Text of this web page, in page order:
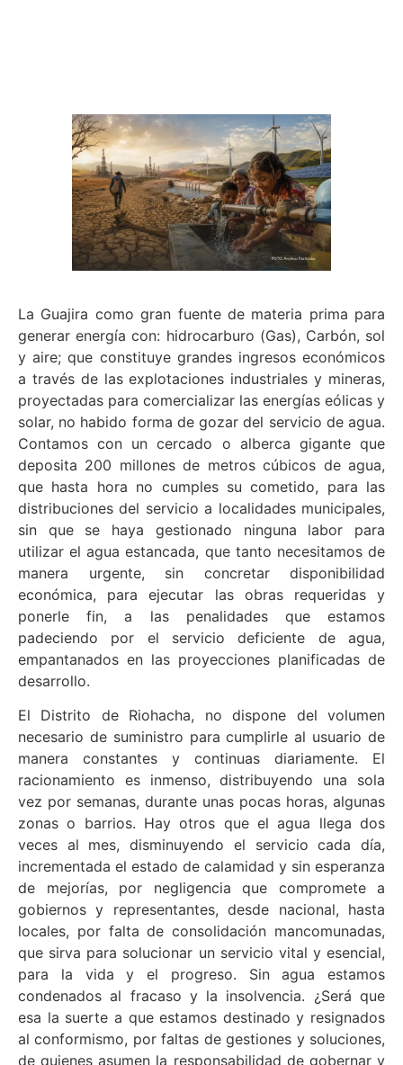
La Guajira como gran fuente de materia prima para
generar energía con: hidrocarburo (Gas), Carbón, sol
y aire; que constituye grandes ingresos económicos
a través de las explotaciones industriales y mineras,
proyectadas para comercializar las energías eólicas y
solar, no habido forma de gozar del servicio de agua.
Contamos con un cercado o alberca gigante que
deposita 200 millones de metros cúbicos de agua,
que hasta hora no cumples su cometido, para las
distribuciones del servicio a localidades municipales,
sin que se haya gestionado ninguna labor para
utilizar el agua estancada, que tanto necesitamos de
manera urgente, sin concretar disponibilidad
económica, para ejecutar las obras requeridas y
ponerle fin, a las penalidades que estamos
padeciendo por el servicio deficiente de agua,
empantanados en las proyecciones planificadas de
desarrollo.
El Distrito de Riohacha, no dispone del volumen
necesario de suministro para cumplirle al usuario de
manera constantes y continuas diariamente. El
racionamiento es inmenso, distribuyendo una sola
vez por semanas, durante unas pocas horas, algunas
zonas o barrios. Hay otros que el agua llega dos
veces al mes, disminuyendo el servicio cada día,
incrementada el estado de calamidad y sin esperanza
de mejorías, por negligencia que compromete a
gobiernos y representantes, desde nacional, hasta
locales, por falta de consolidación mancomunadas,
que sirva para solucionar un servicio vital y esencial,
para la vida y el progreso. Sin agua estamos
condenados al fracaso y la insolvencia. ¿Será que
esa la suerte a que estamos destinado y resignados
al conformismo, por faltas de gestiones y soluciones,
de quienes asumen la responsabilidad de gobernar y